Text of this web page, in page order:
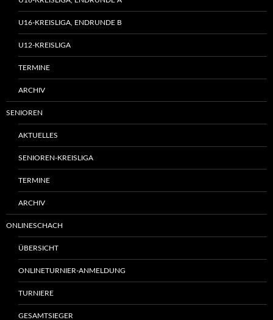
U16-KREISLIGA, ENDRUNDE B
U12-KREISLIGA
TERMINE
ARCHIV
SENIOREN
AKTUELLES
SENIOREN-KREISLIGA
TERMINE
ARCHIV
ONLINESCHACH
ÜBERSICHT
ONLINETURNIER-ANMELDUNG
TURNIERE
GESAMTSIEGER